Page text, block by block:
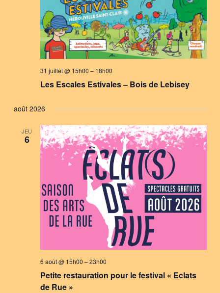
Les Escales Estivales – Bois de Lebisey
31 juillet @ 15h00 – 18h00
août 2026
JEU
6
Petite restauration pour le festival « Eclats
de Rue »
6 août @ 15h00 –23h00